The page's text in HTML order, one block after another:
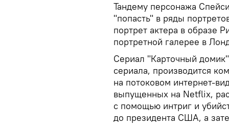
Тандему персонажа
"попасть" в ряды
портрет актера в образе
портретной галерее в
Сериал "Карточный
сериала, производится
на потоковом интернет-
выпущенных на Netflix,
с помощью интриг и
до президента США, а